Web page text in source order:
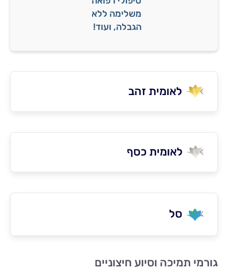
משלימה ללא
הגבלה, ועוד!
לאומית זהב
לאומית כסף
סל
גורמי תמיכה וסיוע חיצוניים